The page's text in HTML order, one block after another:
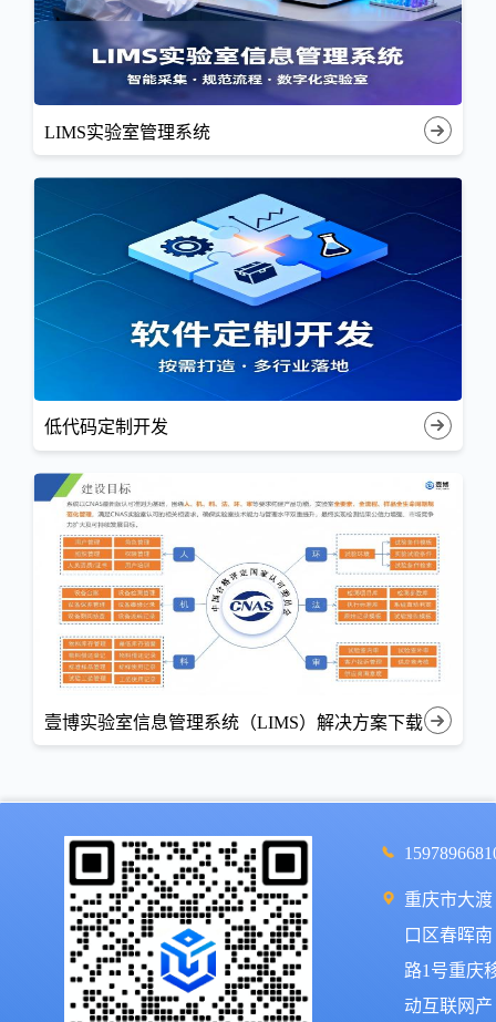
LIMS实验室管理系统
低代码定制开发
壹博实验室信息管理系统（LIMS）解决方案下载
重庆市大渡
口区春晖南
路1号重庆
动互联网产